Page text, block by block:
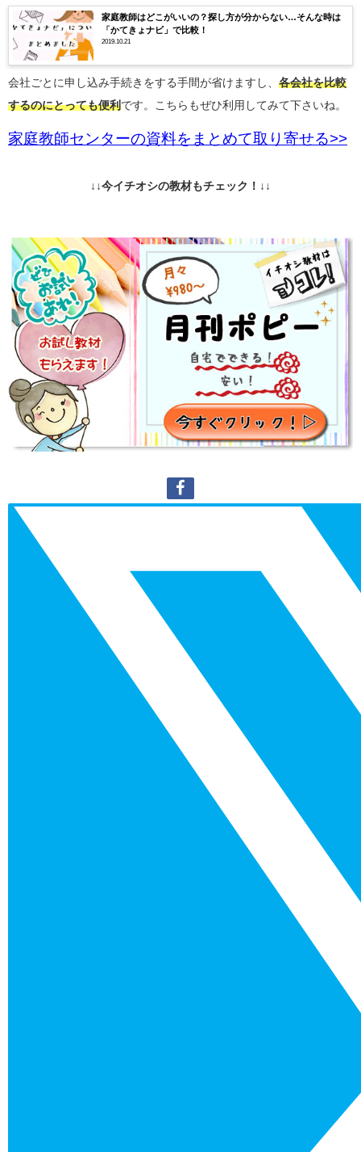
家庭教師はどこがいいの？探し方が分からない…そんな時は
「かてきょナビ」で比較！
2019.10.21
会社ごとに申し込み手続きをする手間が省けますし、 各会社を比較
するのにとっても便利です。こちらもぜひ利用してみて下さいね。
家庭教師センターの資料をまとめて取り寄せる>>
↓↓今イチオシの教材もチェック！↓↓